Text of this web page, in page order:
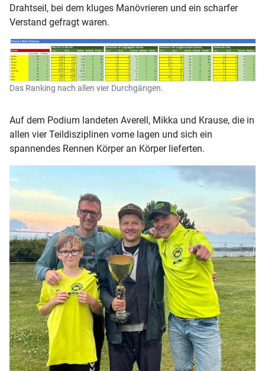
Drahtseil, bei dem kluges Manövrieren und ein scharfer
Verstand gefragt waren.
Das Ranking nach allen vier Durchgängen.
Auf dem Podium landeten Averell, Mikka und Krause, die in
allen vier Teildisziplinen vorne lagen und sich ein
spannendes Rennen Körper an Körper lieferten.